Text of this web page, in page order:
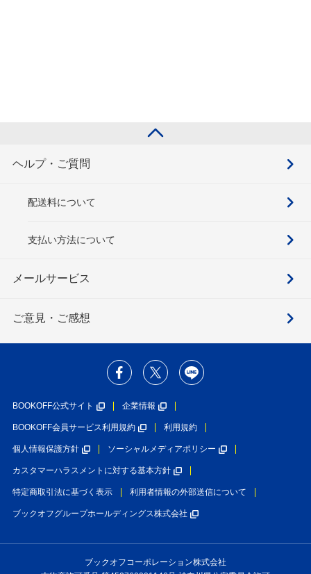
ヘルプ・ご質問
配送料について
支払い方法について
メールサービス
ご意見・ご感想
BOOKOFF公式サイト 企業情報
BOOKOFF会員サービス利用規約 利用規約
個人情報保護方針 ソーシャルメディアポリシー
カスタマーハラスメントに対する基本方針
特定商取引法に基づく表示 利用者情報の外部送信について
ブックオフグループホールディングス株式会社
ブックオフコーポレーション株式会社